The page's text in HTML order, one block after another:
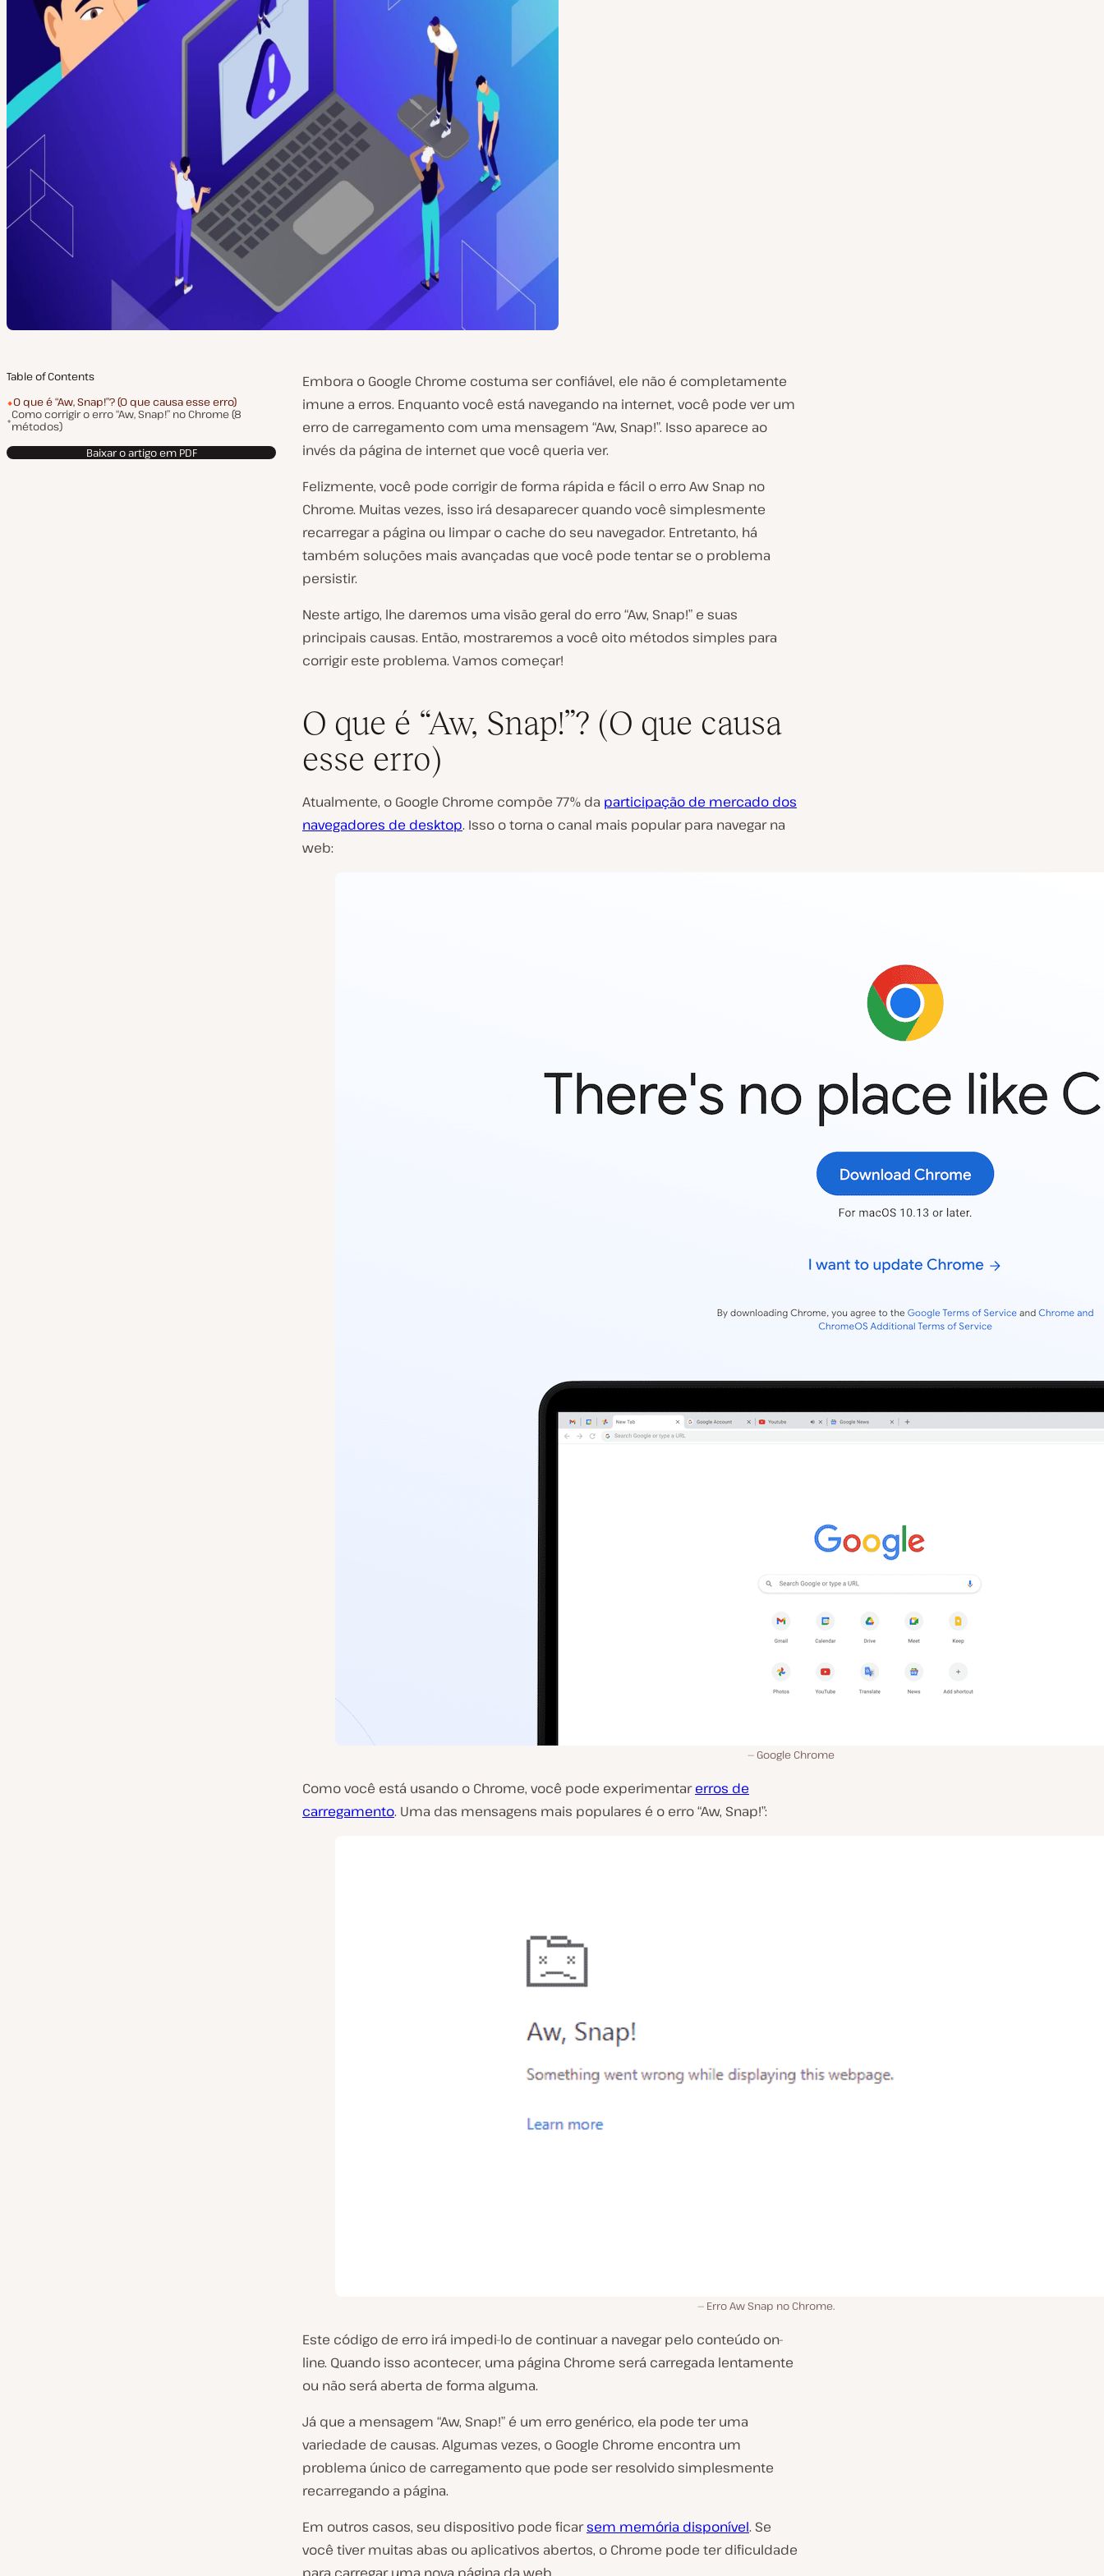
Table of Contents
O que é “Aw, Snap!”? (O que causa esse erro)
Como corrigir o erro “Aw, Snap!” no Chrome (8
métodos)
Baixar o artigo em PDF
Embora o Google Chrome costuma ser confiável, ele não é completamente
imune a erros. Enquanto você está navegando na internet, você pode ver um
erro de carregamento com uma mensagem “Aw, Snap!”. Isso aparece ao
invés da página de internet que você queria ver.
Felizmente, você pode corrigir de forma rápida e fácil o erro Aw Snap no
Chrome. Muitas vezes, isso irá desaparecer quando você simplesmente
recarregar a página ou limpar o cache do seu navegador. Entretanto, há
também soluções mais avançadas que você pode tentar se o problema
persistir.
Neste artigo, lhe daremos uma visão geral do erro “Aw, Snap!” e suas
principais causas. Então, mostraremos a você oito métodos simples para
corrigir este problema. Vamos começar!
O que é “Aw, Snap!”? (O que causa
esse erro)
Atualmente, o Google Chrome compõe 77% da participação de mercado dos
navegadores de desktop. Isso o torna o canal mais popular para navegar na
web:
Google Chrome
Como você está usando o Chrome, você pode experimentarerros de
carregamento. Uma das mensagens mais populares é o erro “Aw, Snap!”:
Erro Aw Snap no Chrome.
Este código de erro irá impedi-lo de continuar a navegar pelo conteúdo on-
line. Quando isso acontecer, uma página Chrome será carregada lentamente
ou não será aberta de forma alguma.
Já que a mensagem “Aw, Snap!” é um erro genérico, ela pode ter uma
variedade de causas. Algumas vezes, o Google Chrome encontra um
problema único de carregamento que pode ser resolvido simplesmente
recarregando a página.
Em outros casos, seu dispositivo pode ficarsem memória disponível. Se
você tiver muitas abas ou aplicativos abertos, o Chrome pode ter dificuldade